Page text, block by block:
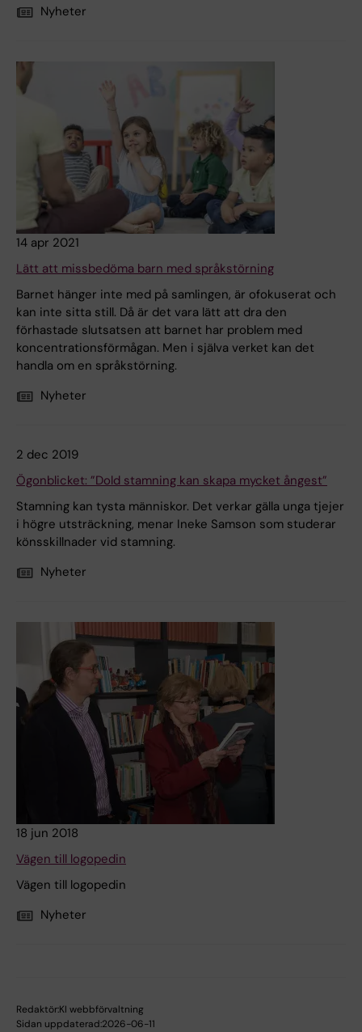
Nyheter
14 apr 2021
Lätt att missbedöma barn med språkstörning
Barnet hänger inte med på samlingen, är ofokuserat och
kan inte sitta still. Då är det vara lätt att dra den
förhastade slutsatsen att barnet har problem med
koncentrationsförmågan. Men i själva verket kan det
handla om en språkstörning.
Nyheter
2 dec 2019
Ögonblicket: ”Dold stamning kan skapa mycket ångest”
Stamning kan tysta människor. Det verkar gälla unga tjejer
i högre utsträckning, menar Ineke Samson som studerar
könsskillnader vid stamning.
Nyheter
18 jun 2018
Vägen till logopedin
Vägen till logopedin
Nyheter
Redaktör:KI webbförvaltning
Sidan uppdaterad:2026-06-11